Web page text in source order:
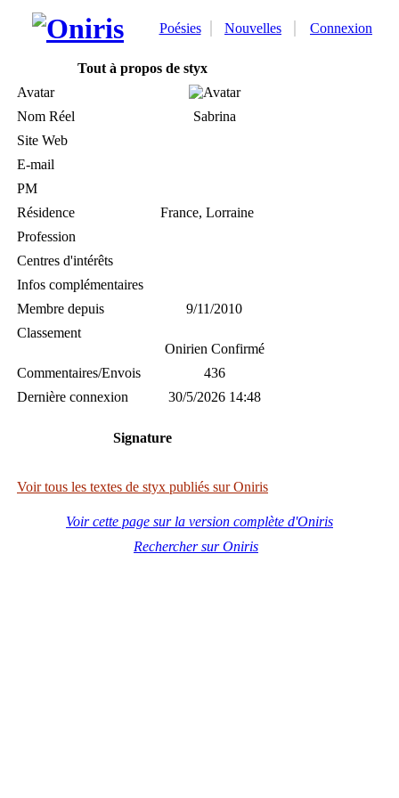
Poésies Nouvelles Connexion
Tout à propos de styx
Avatar
Nom Réel
Sabrina
Site Web
E-mail
PM
Résidence
France, Lorraine
Profession
Centres d'intérêts
Infos complémentaires
Membre depuis
9/11/2010
Classement
Onirien Confirmé
Commentaires/Envois
436
Dernière connexion
30/5/2026 14:48
Signature
Voir tous les textes de styx publiés sur Oniris
Voir cette page sur la version complète d'Oniris
Rechercher sur Oniris